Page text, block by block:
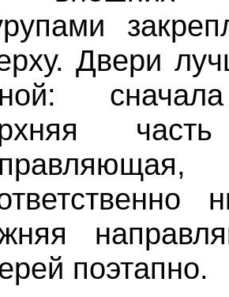
Двери
поэтапно.